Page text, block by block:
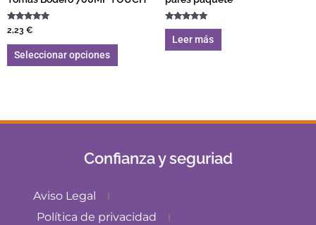
Valorado con
5.00
de 5
2,23 €
Seleccionar opciones
Valorado con
5.00
de 5Leer más
Confianza y seguriad
Aviso Legal
Política de privacidad